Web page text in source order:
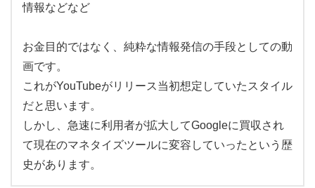
情報などなど
お金目的ではなく、純粋な情報発信の手段としての動
画です。
これがYouTubeがリリース当初想定していたスタイル
だと思います。
しかし、急速に利用者が拡大してGoogleに買収され
て現在のマネタイズツールに変容していったという歴
史があります。